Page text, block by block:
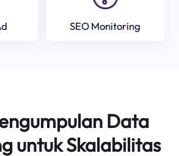
SEO Monitoring
Data
untuk Skalabilitas